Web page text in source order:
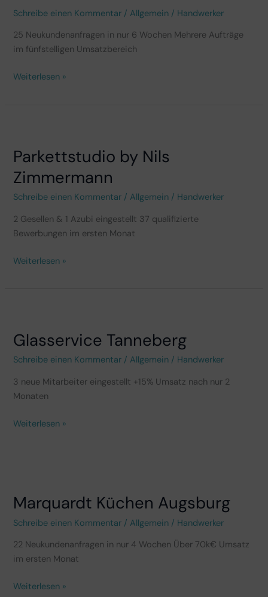
Schreibe einen Kommentar / Allgemein / Handwerker
25 Neukundenanfragen in nur 6 Wochen Mehrere Aufträge
im fünfstelligen Umsatzbereich
Weiterlesen »
Parkettstudio by Nils
Zimmermann
Schreibe einen Kommentar / Allgemein / Handwerker
2 Gesellen & 1 Azubi eingestellt 37 qualifizierte
Bewerbungen im ersten Monat
Nils
Weiterlesen »
Glasservice Tanneberg
Schreibe einen Kommentar / Allgemein / Handwerker
3 neue Mitarbeiter eingestellt +15% Umsatz nach nur 2
Monaten
Weiterlesen »
Marquardt Küchen Augsburg
Schreibe einen Kommentar / Allgemein / Handwerker
22 Neukundenanfragen in nur 4 Wochen Über 70k€ Umsatz
im ersten Monat
Augsburg
Weiterlesen »